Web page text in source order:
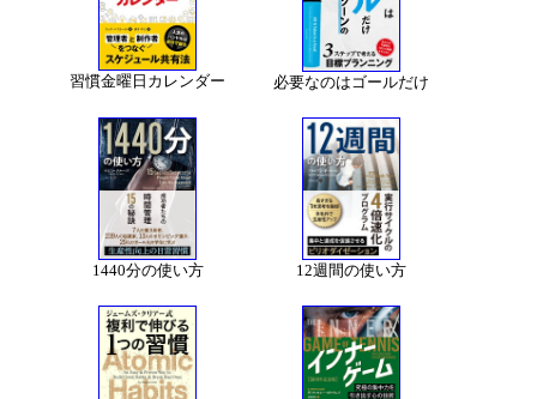
習慣金曜日カレンダー 必要なのはゴールだけ
1440分の使い方 12週間の使い方